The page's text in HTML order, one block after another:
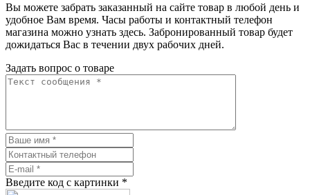
Вы можете забрать заказанный на сайте товар в любой день и
удобное Вам время. Часы работы и контактный телефон
магазина можно узнать здесь. Забронированный товар будет
дожидаться Вас в течении двух рабочих дней.
Задать вопрос о товаре
Введите код с картинки *